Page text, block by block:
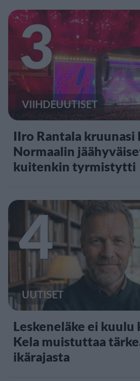
3
VIIHDEUUTISET
IIro Rantala kruunasi
Normaalin
kuitenkin tyrmistytti
4
UUTISET
Leskeneläke ei kuulu
Kela muistuttaa
ikärajasta